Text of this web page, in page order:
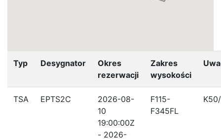
Typ Desygnator
Okres
rezerwacji
Zakres
wysokości
TSA EPTS2C
2026-08-
10
19:00:00Z
- 2026-
F115-
F345FL